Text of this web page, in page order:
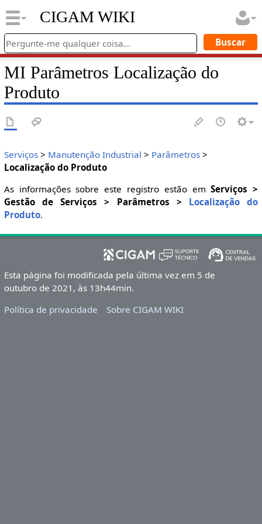
CIGAM WIKI
MI Parâmetros Localização do
Produto
Serviços> Manutenção Industrial > Parâmetros>
Localização do Produto
As informações sobre este registro estão emServiços >
Gestão de Serviços > Parâmetros > Localização do
Produto.
Esta página foi modificada pela última vez em 5 de
outubro de 2021, às 13h44min.
Política de privacidade
Sobre CIGAM WIKI